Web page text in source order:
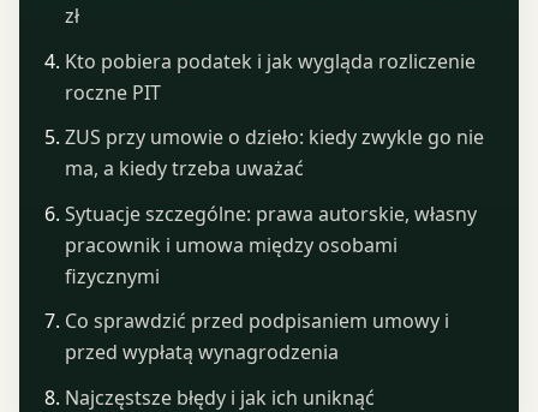
zł
Kto pobiera podatek i jak wygląda rozliczenie
roczne PIT
ZUS przy umowie o dzieło: kiedy zwykle go nie
ma, a kiedy trzeba uważać
Sytuacje szczególne: prawa autorskie, własny
pracownik i umowa między osobami
fizycznymi
Co sprawdzić przed podpisaniem umowy i
przed wypłatą wynagrodzenia
Najczęstsze błędy i jak ich uniknąć